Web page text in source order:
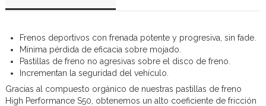
Frenos deportivos con frenada potente y progresiva, sin fade.
Mínima pérdida de eficacia sobre mojado.
Pastillas de freno no agresivas sobre el disco de freno.
Incrementan la seguridad del vehículo.
Gracias al compuesto orgánico de nuestras pastillas de freno
High Performance S50, obtenemos un alto coeficiente de fricción